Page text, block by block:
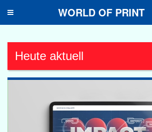
Toggle
WORLD OF PRINT
Heute aktuell